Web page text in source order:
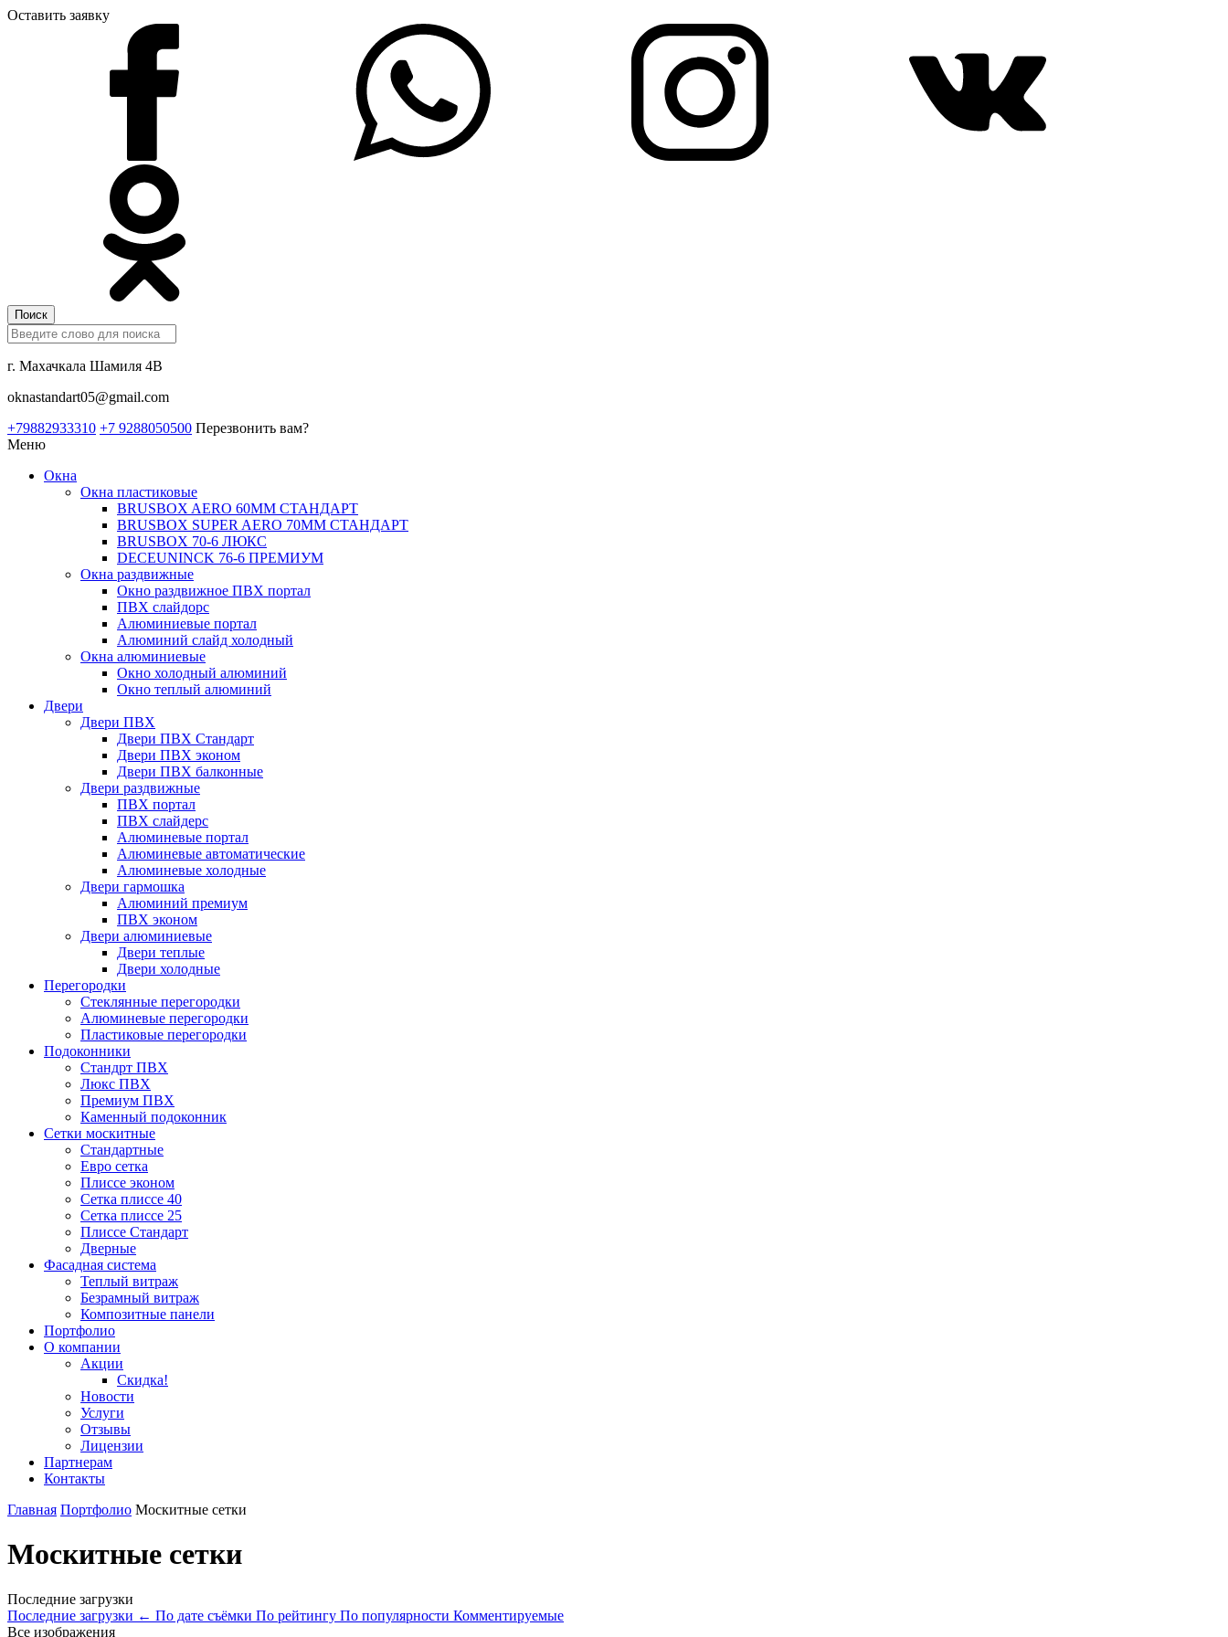
Оставить заявку
Поиск
г. Махачкала Шамиля 4В
oknastandart05@gmail.com
+79882933310 +7 9288050500 Перезвонить вам?
Меню
Окна
Окна пластиковые
BRUSBOX AERO 60ММ СТАНДАРТ
BRUSBOX SUPER AERO 70ММ СТАНДАРТ
BRUSBOX 70-6 ЛЮКС
DECEUNINCK 76-6 ПРЕМИУМ
Окна раздвижные
Окно раздвижное ПВХ портал
ПВХ слайдорс
Алюминиевые портал
Алюминий слайд холодный
Окна алюминиевые
Окно холодный алюминий
Окно теплый алюминий
Двери
Двери ПВХ
Двери ПВХ Стандарт
Двери ПВХ эконом
Двери ПВХ балконные
Двери раздвижные
ПВХ портал
ПВХ слайдерс
Алюминевые портал
Алюминевые автоматические
Алюминевые холодные
Двери гармошка
Алюминий премиум
ПВХ эконом
Двери алюминиевые
Двери теплые
Двери холодные
Перегородки
Стеклянные перегородки
Алюминевые перегородки
Пластиковые перегородки
Подоконники
Стандрт ПВХ
Люкс ПВХ
Премиум ПВХ
Каменный подоконник
Сетки москитные
Стандартные
Евро сетка
Плиссе эконом
Сетка плиссе 40
Сетка плиссе 25
Плиссе Стандарт
Дверные
Фасадная система
Теплый витраж
Безрамный витраж
Композитные панели
Портфолио
О компании
Акции
Скидка!
Новости
Услуги
Отзывы
Лицензии
Партнерам
Контакты
Главная Портфолио Москитные сетки
Москитные сетки
Последние загрузки
Последние загрузки ← По дате съёмки По рейтингу По популярности Комментируемые
Все изображения